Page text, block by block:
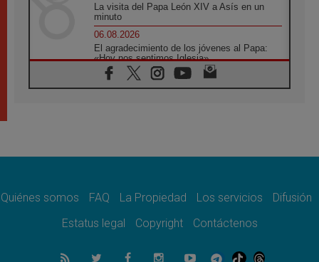
La visita del Papa León XIV a Asís en un
minuto
06.08.2026
El agradecimiento de los jóvenes al Papa:
«Hoy nos sentimos Iglesia»
06.08.2026
Líbano: Reanudan los coloquios en Roma en
paz
Sturla: La visita de León XIV será una buena
06.08.2026
Quiénes somos FAQ La Propiedad Los servicios
Difusión
Estatus legal
Copyright Contáctenos